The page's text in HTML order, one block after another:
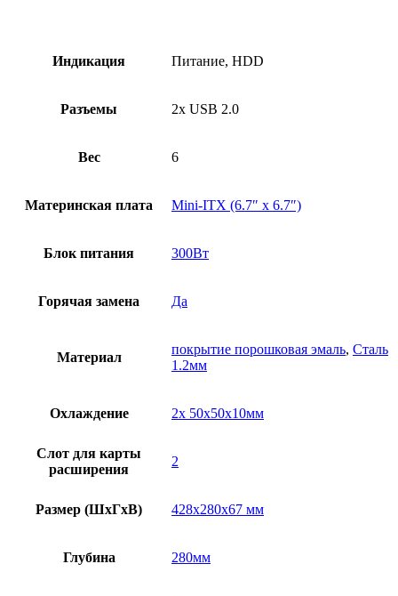
Индикация Питание, HDD
Разъемы 2x USB 2.0
Вес 6
Материнская плата Mini-ITX (6.7″ x 6.7″)
Блок питания 300Вт
Горячая замена Да
Материал
покрытие порошковая эмаль, Сталь
1.2мм
Охлаждение 2x 50x50x10мм
Слот для карты
расширения
2
Размер (ШxГxВ) 428x280x67 мм
Глубина 280мм